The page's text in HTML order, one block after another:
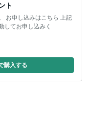
ト
お申し込みはこちら 上記
してお申し込みく
購入する